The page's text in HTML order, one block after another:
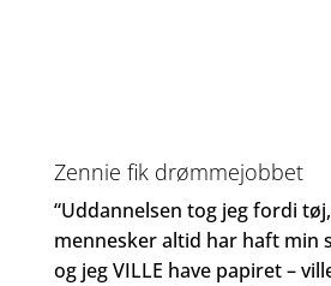
Zennie fik drømmejobbet
“Uddannelsen tog jeg fordi
mennesker altid har haft min
og jeg VILLE have papiret –